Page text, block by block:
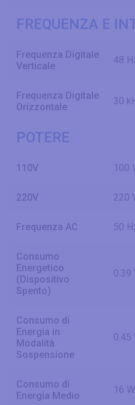
FREQUENZA E
Frequenza Digitale
Verticale
48
Frequenza Digitale
Orizzontale
30
POTERE
110V 100
220V 220
Frequenza AC 50
Consumo
Energetico
(Dispositivo
Spento)
0.39
Consumo di
Energia in
Modalità
Sospensione
0.45
Consumo di
Energia Medio
16 W